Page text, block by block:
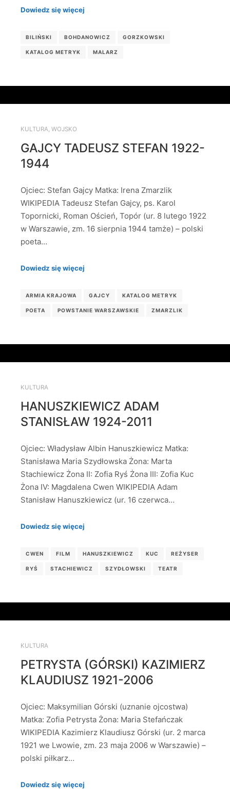
Dowiedz się więcej
BILIŃSKI BOHDANOWICZ GORZKOWSKI
KATALOG METRYK MALARZ
KULTURA, WOJSKO
GAJCY TADEUSZ STEFAN 1922-
1944
Ojciec: Stefan Gajcy Matka: Irena Zmarzlik
WIKIPEDIA Tadeusz Stefan Gajcy, ps. Karol
Topornicki, Roman Oścień, Topór (ur. 8 lutego 1922
w Warszawie, zm. 16 sierpnia 1944 tamże) – polski
poeta…
Dowiedz się więcej
ARMIA KRAJOWA GAJCY KATALOG METRYK
POETA POWSTANIE WARSZAWSKIE ZMARZLIK
KULTURA
HANUSZKIEWICZ ADAM
STANISŁAW 1924-2011
Ojciec: Władysław Albin Hanuszkiewicz Matka:
Stanisława Maria Szydłowska Żona: Marta
Stachiewicz Żona II: Zofia Ryś Żona III: Zofia Kuc
Żona IV: Magdalena Cwen WIKIPEDIA Adam
Stanisław Hanuszkiewicz (ur. 16 czerwca…
Dowiedz się więcej
CWEN FILM HANUSZKIEWICZ KUC REŻYSER
RYŚ STACHIEWICZ SZYDŁOWSKI TEATR
KULTURA
PETRYSTA (GÓRSKI) KAZIMIERZ
KLAUDIUSZ 1921-2006
Ojciec: Maksymilian Górski (uznanie ojcostwa)
Matka: Zofia Petrysta Żona: Maria Stefańczak
WIKIPEDIA Kazimierz Klaudiusz Górski (ur. 2 marca
1921 we Lwowie, zm. 23 maja 2006 w Warszawie) –
polski piłkarz…
Dowiedz się więcej